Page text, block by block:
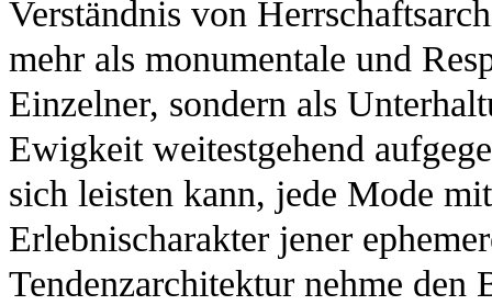
Verständnis von
mehr als monumentale und
Einzelner, sondern als
Ewigkeit weitestgehend
sich leisten kann, jede Mode
Erlebnischarakter jener
Tendenzarchitektur nehme den